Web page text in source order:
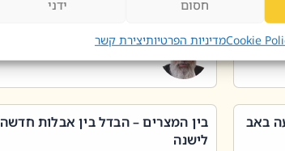
חסום ידני
Cookieמדיניות הפרטיותיצירת קשר
הרב יאיר בידני
באב
בין המצרים – הבדל בין אבלות חדשה
לישנה